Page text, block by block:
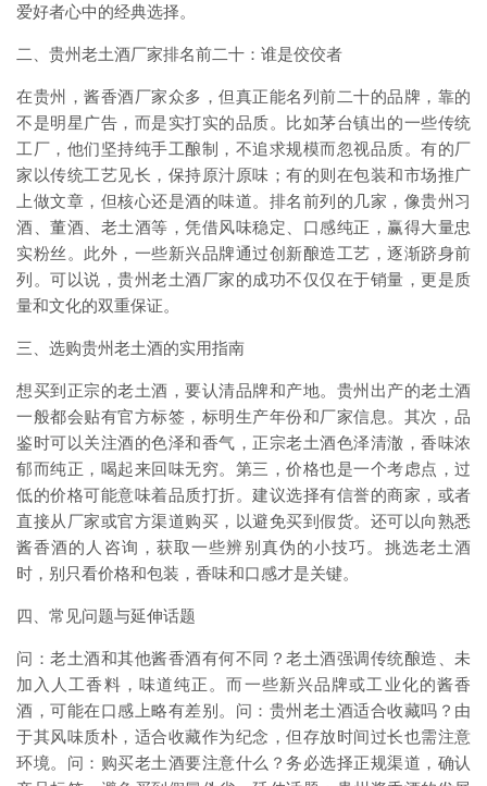
爱好者心中的经典选择。
二、贵州老土酒厂家排名前二十：谁是佼佼者
在贵州，酱香酒厂家众多，但真正能名列前二十的品牌，靠的
不是明星广告，而是实打实的品质。比如茅台镇出的一些传统
工厂，他们坚持纯手工酿制，不追求规模而忽视品质。有的厂
家以传统工艺见长，保持原汁原味；有的则在包装和市场推广
上做文章，但核心还是酒的味道。排名前列的几家，像贵州习
酒、董酒、老土酒等，凭借风味稳定、口感纯正，赢得大量忠
实粉丝。此外，一些新兴品牌通过创新酿造工艺，逐渐跻身前
列。可以说，贵州老土酒厂家的成功不仅仅在于销量，更是质
量和文化的双重保证。
三、选购贵州老土酒的实用指南
想买到正宗的老土酒，要认清品牌和产地。贵州出产的老土酒
一般都会贴有官方标签，标明生产年份和厂家信息。其次，品
鉴时可以关注酒的色泽和香气，正宗老土酒色泽清澈，香味浓
郁而纯正，喝起来回味无穷。第三，价格也是一个考虑点，过
低的价格可能意味着品质打折。建议选择有信誉的商家，或者
直接从厂家或官方渠道购买，以避免买到假货。还可以向熟悉
酱香酒的人咨询，获取一些辨别真伪的小技巧。挑选老土酒
时，别只看价格和包装，香味和口感才是关键。
四、常见问题与延伸话题
问：老土酒和其他酱香酒有何不同？老土酒强调传统酿造、未
加入人工香料，味道纯正。而一些新兴品牌或工业化的酱香
酒，可能在口感上略有差别。问：贵州老土酒适合收藏吗？由
于其风味质朴，适合收藏作为纪念，但存放时间过长也需注意
环境。问：购买老土酒要注意什么？务必选择正规渠道，确认